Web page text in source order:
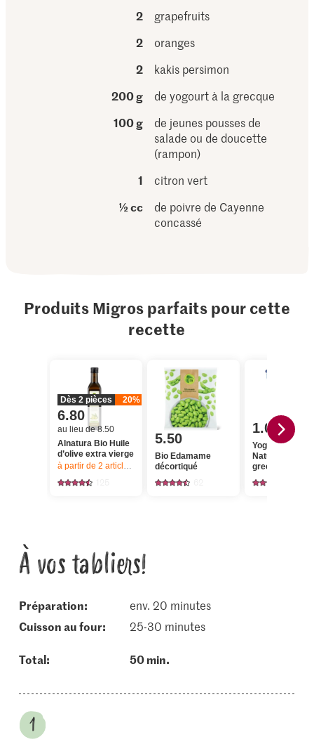
2
grapefruits
2
oranges
2
kakis persimon
200 g
de yogourt à la grecque
100 g
de jeunes pousses de
salade ou de doucette
(rampon)
1
citron vert
½ cc
de poivre de Cayenne
concassé
Produits Migros parfaits pour cette
recette
Dès 2 pièces 20%
6.80
au lieu de 8.50
Alnatura Bio Huile
d’olive extra vierge
à partir de 2 articles, Offre valable du 6.8 au 12.8.2026, jusqu’à
5.50
Bio Edamame
décortiqué
1.05
Yogos Yogourt
Nature, à la
grecque
À vos tabliers!
Préparation:
env. 20 minutes
cuisson au four:
25-30 minutes
Total: 50 min.